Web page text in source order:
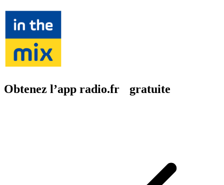
Obtenez l’app radio.fr gratuite